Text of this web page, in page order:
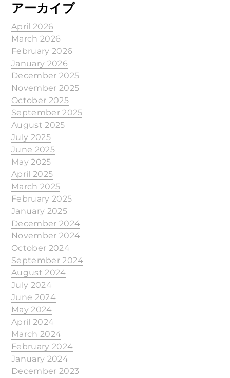
アーカイブ
April 2026
March 2026
February 2026
January 2026
December 2025
November 2025
October 2025
September 2025
August 2025
July 2025
June 2025
May 2025
April 2025
March 2025
February 2025
January 2025
December 2024
November 2024
October 2024
September 2024
August 2024
July 2024
June 2024
May 2024
April 2024
March 2024
February 2024
January 2024
December 2023